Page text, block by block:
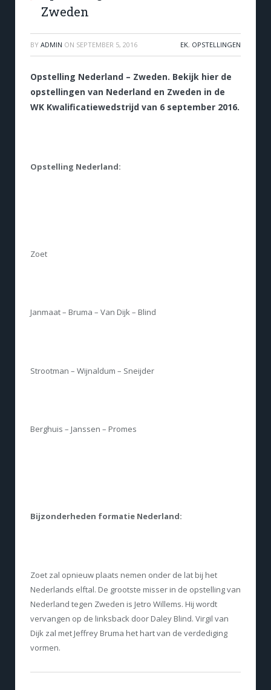
Zweden
BY ADMIN ON SEPTEMBER 5, 2016 EK, OPSTELLINGEN
Opstelling Nederland – Zweden. Bekijk hier de
opstellingen van Nederland en Zweden in de
WK Kwalificatiewedstrijd van 6 september 2016.
Opstelling Nederland:
Zoet
Janmaat – Bruma – Van Dijk – Blind
Strootman – Wijnaldum – Sneijder
Berghuis – Janssen – Promes
Bijzonderheden formatie Nederland:
Zoet zal opnieuw plaats nemen onder de lat bij het
Nederlands elftal. De grootste misser in de opstelling van
Nederland tegen Zweden is Jetro Willems. Hij wordt
vervangen op de linksback door Daley Blind. Virgil van
Dijk zal met Jeffrey Bruma het hart van de verdediging
vormen.